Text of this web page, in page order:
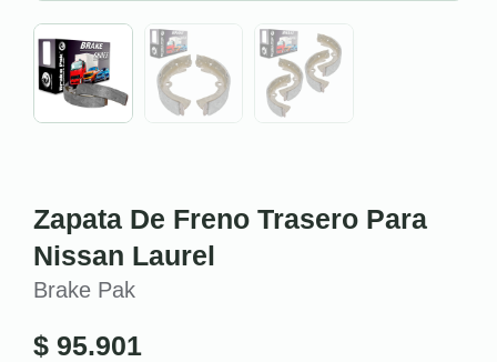
Zapata De Freno Trasero Para
Nissan Laurel
Brake Pak
$ 95.901